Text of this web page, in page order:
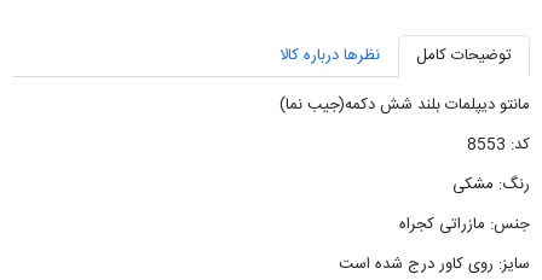
توضیحات کامل
نظرها درباره کالا
مانتو دیپلمات بلند شش دکمه(جیب نما)
کد: 8553
رنگ: مشکی
جنس: مازراتی کجراه
سایز: روی کاور درج شده است